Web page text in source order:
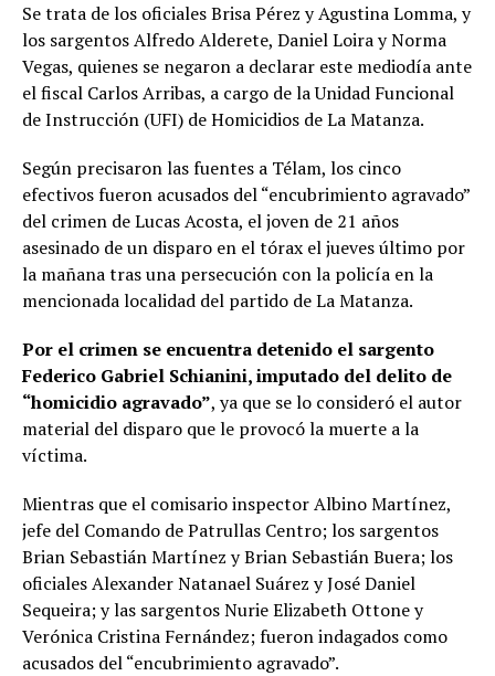
Se trata de los oficiales Brisa Pérez y Agustina Lomma, y
los sargentos Alfredo Alderete, Daniel Loira y Norma
Vegas, quienes se negaron a declarar este mediodía ante
el fiscal Carlos Arribas, a cargo de la Unidad Funcional
de Instrucción (UFI) de Homicidios de La Matanza.
Según precisaron las fuentes a Télam, los cinco
efectivos fueron acusados del “encubrimiento agravado”
del crimen de Lucas Acosta, el joven de 21 años
asesinado de un disparo en el tórax el jueves último por
la mañana tras una persecución con la policía en la
mencionada localidad del partido de La Matanza.
Por el crimen se encuentra detenido el sargento
Federico Gabriel Schianini, imputado del delito de
“homicidio agravado”, ya que se lo consideró el autor
material del disparo que le provocó la muerte a la
víctima.
Mientras que el comisario inspector Albino Martínez,
jefe del Comando de Patrullas Centro; los sargentos
Brian Sebastián Martínez y Brian Sebastián Buera; los
oficiales Alexander Natanael Suárez y José Daniel
Sequeira; y las sargentos Nurie Elizabeth Ottone y
Verónica Cristina Fernández; fueron indagados como
acusados del “encubrimiento agravado”.